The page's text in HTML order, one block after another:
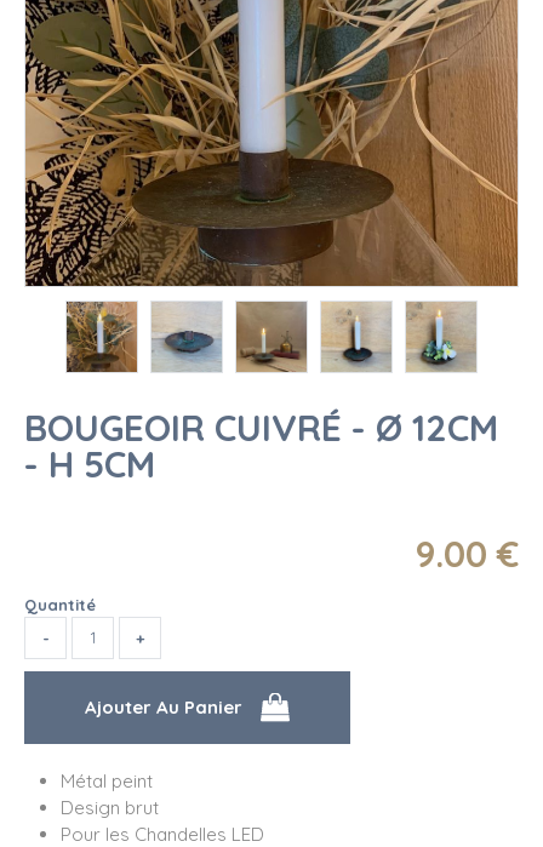
BOUGEOIR CUIVRÉ - Ø 12CM
- H 5CM
9.00 €
Quantité
Métal peint
Design brut
Pour les Chandelles LED